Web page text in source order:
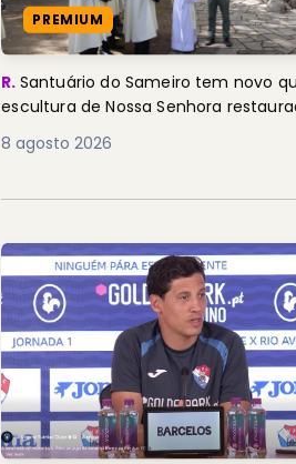
PREMIUM
R. Santuário do Sameiro tem novo
escultura de Nossa Senhora
8 agosto 2026